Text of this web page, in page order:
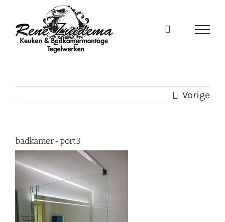
naar
inhoud
Vorige
badkamer-port3